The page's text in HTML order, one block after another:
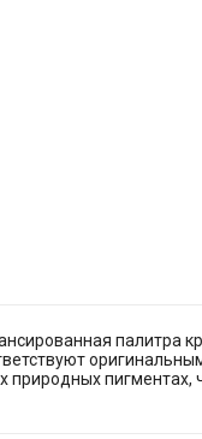
палитра
пигментах,